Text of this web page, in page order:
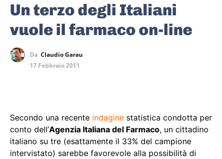
Un terzo degli Italiani
vuole il farmaco on-line
Da Claudio Garau
17 Febbraio 2011
Secondo una recente indagine statistica condotta per
conto dell’Agenzia Italiana del Farmaco, un cittadino
italiano su tre (esattamente il 33% del campione
intervistato) sarebbe favorevole alla possibilità di